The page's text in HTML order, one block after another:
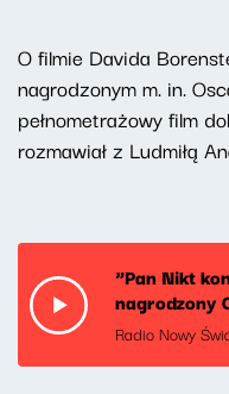
O filmie Davida
nagrodzonym m. in.
pełnometrażowy film
rozmawiał z Ludmiłą
“Pan Nikt
nagrodzony
Radio Nowy